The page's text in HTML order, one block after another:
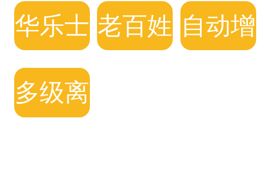
频水泵 频水泵 频水泵
华乐士
自动增
压泵
老百姓 自动增
多级离